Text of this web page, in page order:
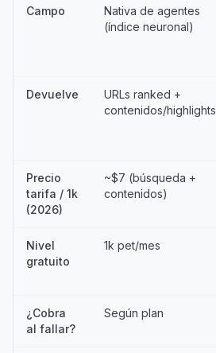
Campo
Nativa de agentes
(índice neuronal)
Devuelve
URLs ranked +
contenidos/highlights
Precio
tarifa / 1k
(2026)
~$7 (búsqueda +
contenidos)
Nivel
gratuito
1k pet/mes
¿Cobra
al fallar?
Según plan